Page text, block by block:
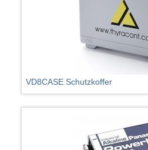
VD8CASE Schutzkoffer